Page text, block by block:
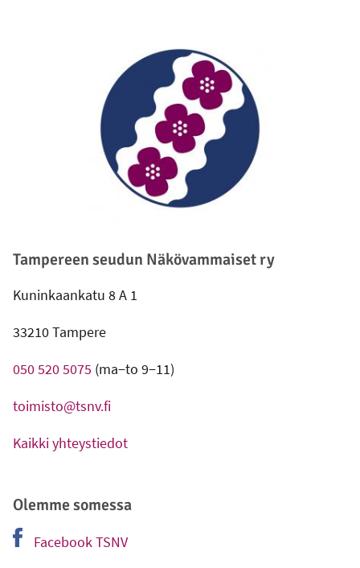
Tampereen seudun Näkövammaiset ry
Kuninkaankatu 8 A 1
33210 Tampere
050 520 5075 (ma−to 9−11)
toimisto@tsnv.fi
Kaikki yhteystiedot
Olemme somessa
Facebook TSNV